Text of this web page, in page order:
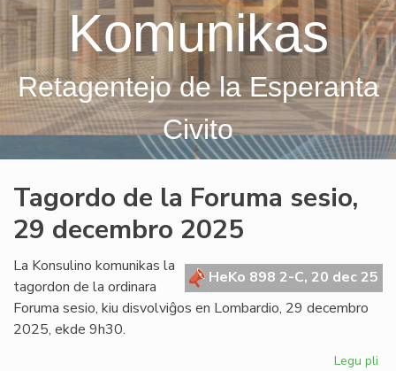
Komunikas
Retagentejo de la Esperanta
Civito
Tagordo de la Foruma sesio,
29 decembro 2025
HeKo 898 2-C, 20 dec 25
La Konsulino komunikas la
tagordon de la ordinara
Foruma sesio, kiu disvolviĝos en Lombardio, 29 decembro
2025, ekde 9h30.
Legu pli